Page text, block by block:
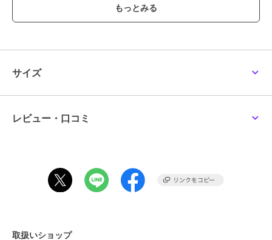
性別問わずかわいく履いていただけます！
走る、跳ぶなど動きがさらに活発になったら
【ミキハウス ファーストシューズ】
■ゆとりと丸みのあるつま先
サイズ
レビュー・口コミ
取扱いショップ